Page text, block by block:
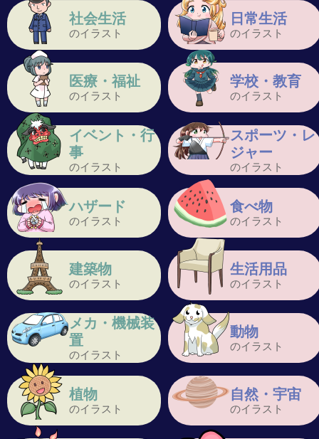
社会生活
のイラスト
日常生活
のイラスト
医療・福祉
のイラスト
学校・教育
のイラスト
イベント・行
事
のイラスト
スポーツ・レ
ジャー
のイラスト
ハザード
のイラスト
食べ物
のイラスト
建築物
のイラスト
生活用品
のイラスト
メカ・機械装
置
のイラスト
動物
のイラスト
植物
のイラスト
自然・宇宙
のイラスト